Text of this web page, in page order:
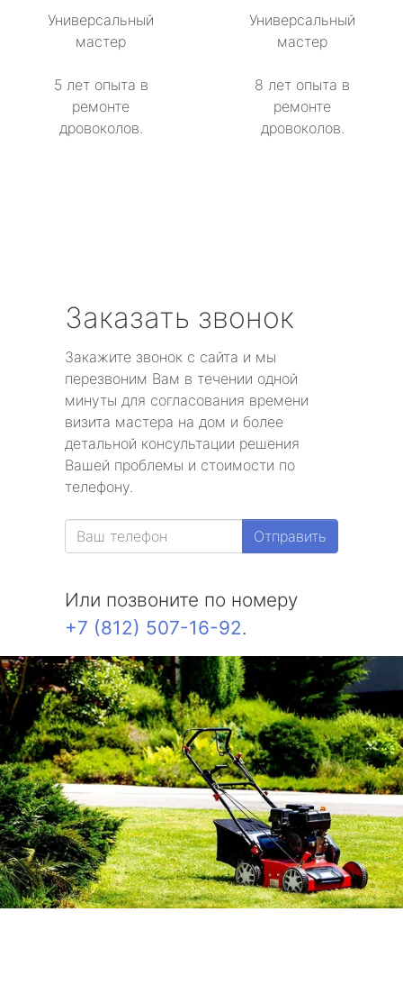
Универсальный
мастер
5 лет опыта в
ремонте
дровоколов.
Универсальный
мастер
8 лет опыта в
ремонте
дровоколов.
Заказать звонок
Закажите звонок с сайта и мы
перезвоним Вам в течении одной
минуты для согласования времени
визита мастера на дом и более
детальной консультации решения
Вашей проблемы и стоимости по
телефону.
Отправить
Или позвоните по номеру
+7 (812) 507-16-92.